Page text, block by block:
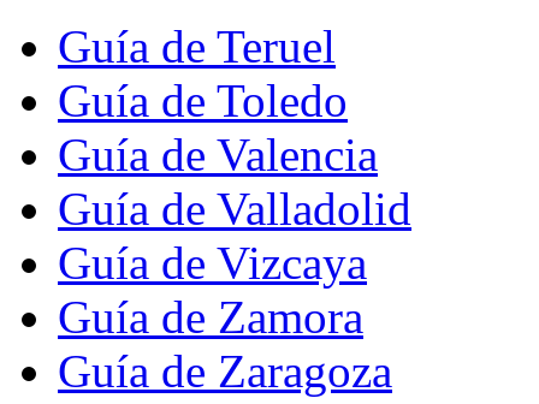
Guía de Teruel
Guía de Toledo
Guía de Valencia
Guía de Valladolid
Guía de Vizcaya
Guía de Zamora
Guía de Zaragoza